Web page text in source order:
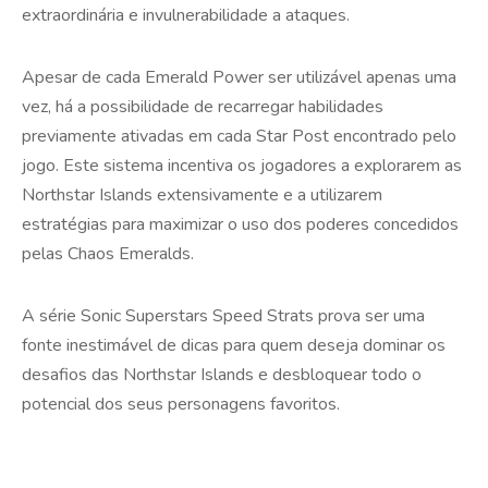
extraordinária e invulnerabilidade a ataques.
Apesar de cada Emerald Power ser utilizável apenas uma
vez, há a possibilidade de recarregar habilidades
previamente ativadas em cada Star Post encontrado pelo
jogo. Este sistema incentiva os jogadores a explorarem as
Northstar Islands extensivamente e a utilizarem
estratégias para maximizar o uso dos poderes concedidos
pelas Chaos Emeralds.
A série Sonic Superstars Speed Strats prova ser uma
fonte inestimável de dicas para quem deseja dominar os
desafios das Northstar Islands e desbloquear todo o
potencial dos seus personagens favoritos.